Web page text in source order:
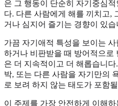
은 그 행동이 단순히 자기중심
다. 다른 사람에게 해를 끼치고,
거나 심지어 즐기는 경향이 있습
가끔 자기애적 특성을 보이는
하거나 비판받을 때 방어적으로
은 더 지속적이고 더 해롭습니
박, 또는 다른 사람을 자기만의
로 보려 하지 않는 태도가 포함
이 주제를 가장 안전하게 이해